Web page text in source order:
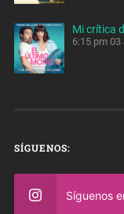
Mi crítica
6:15 pm 03
SÍGUENOS:
Síguenos